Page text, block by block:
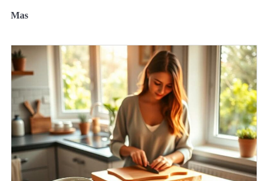
Mas